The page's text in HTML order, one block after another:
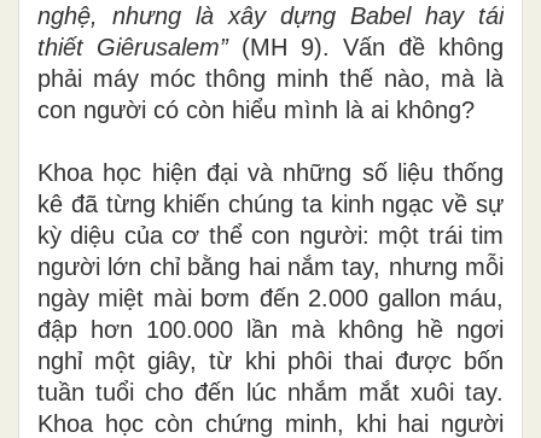
nghệ, nhưng là xây dựng Babel hay tái
thiết Giêrusalem”(MH 9). Vấn đề không
phải máy móc thông minh thế nào, mà là
con người có còn hiểu mình là ai không?
Khoa học hiện đại và những số liệu thống
kê đã từng khiến chúng ta kinh ngạc về sự
kỳ diệu của cơ thể con người: một trái tim
người lớn chỉ bằng hai nắm tay, nhưng mỗi
ngày miệt mài bơm đến 2.000 gallon máu,
đập hơn 100.000 lần mà không hề ngơi
nghỉ một giây, từ khi phôi thai được bốn
tuần tuổi cho đến lúc nhắm mắt xuôi tay.
Khoa học còn chứng minh, khi hai người